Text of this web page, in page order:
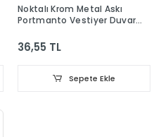
Noktalı Krom Metal Askı
Portmanto Vestiyer Duvar
36,55 TL
Sepete Ekle